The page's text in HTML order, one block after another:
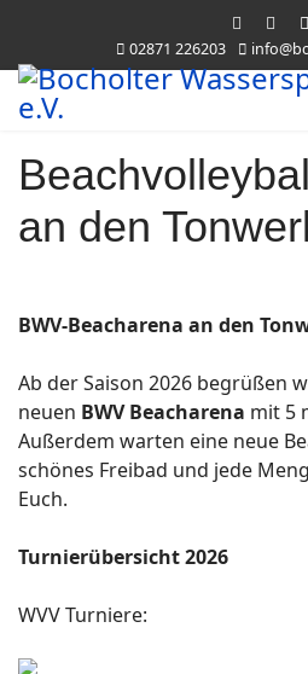
02871 226203
an den
BWV-Beacharena an den
Ab der Saison 2026 begrüßen
neuen BWV Beacharena mit 5
Außerdem warten eine neue
schönes Freibad und jede
Euch.
Turnierübersicht 2026
WVV Turniere: